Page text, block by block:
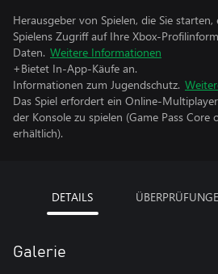
Herausgeber von Spielen, die Sie
Spielens Zugriff auf Ihre Xbox-
Daten. Weitere Informationen
+Bietet In-App-Käufe an.
Informationen zum Jugendschutz.
Das Spiel erfordert ein Online-
der Konsole zu spielen (Game Pass Core
erhältlich).
DETAILS
Galerie